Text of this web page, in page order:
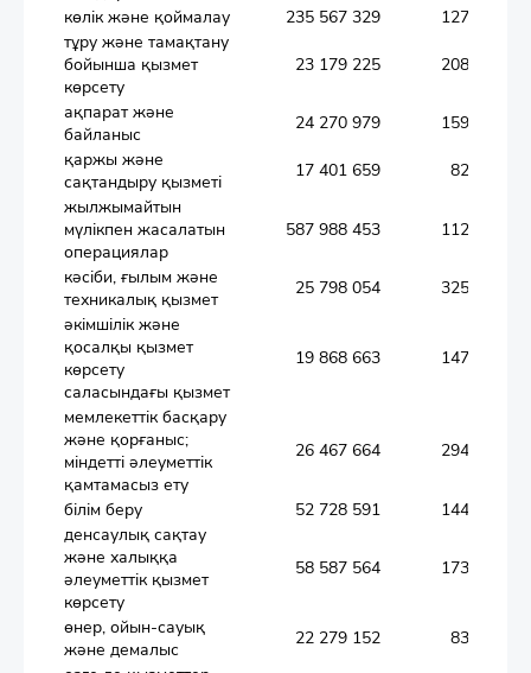
көлік және қоймалау 235 567 329
127,3
тұру және тамақтану
бойынша қызмет
көрсету
23 179 225 208,0
ақпарат және
байланыс
24 270 979
159,0
қаржы және
сақтандыру қызметі
17 401 659
82,0
жылжымайтын
мүлікпен жасалатын
операциялар
587 988 453 112,9
кәсіби, ғылым және
техникалық қызмет
25 798 054
325,9
әкімшілік және
қосалқы қызмет
көрсету
саласындағы қызмет
19 868 663 147,6
мемлекеттік басқару
және қорғаныс;
міндетті әлеуметтік
қамтамасыз ету
26 467 664 294,4
білім беру 52 728 591
144,8
денсаулық сақтау
және халыққа
әлеуметтік қызмет
көрсету
58 587 564 173,5
өнер, ойын-сауық
және демалыс
22 279 152
83,1